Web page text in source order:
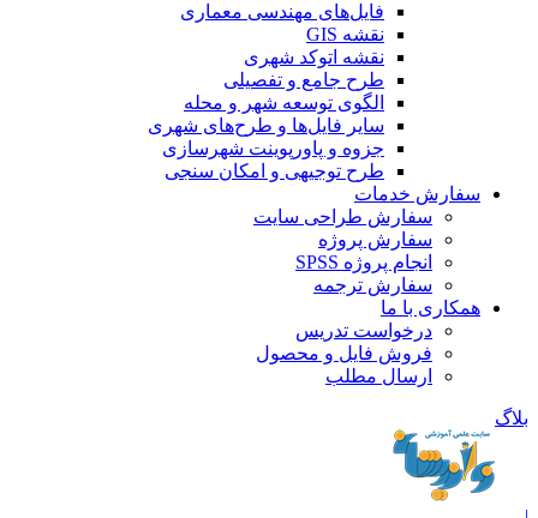
فایل‌های مهندسی معماری
نقشه اتوکد شهری
طرح جامع و تفصیلی
الگوی توسعه شهر و محله
سایر فایل‌ها و طرح‌های شهری
جزوه و پاورپوینت شهرسازی
طرح توجیهی و امکان سنجی
خدمات
سفارش طراحی سایت
سفارش پروژه
انجام پروژه SPSS
سفارش ترجمه
با ما
درخواست تدریس
فروش فایل و محصول
ارسال مطلب